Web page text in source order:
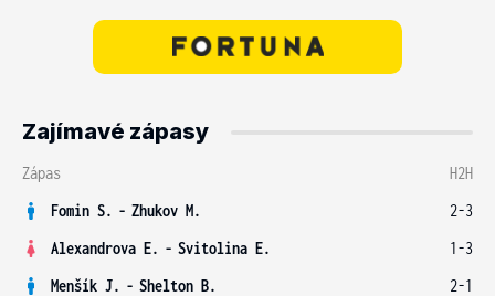
Zajímavé zápasy
Zápas
H2H
Fomin S. - Zhukov M.
2-3
Alexandrova E. - Svitolina E.
1-3
Menšík J. - Shelton B.
2-1